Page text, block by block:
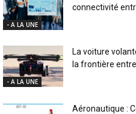
- A LA UNE
connectivité
- A LA UNE
La voiture
la frontière
Aéronautique :